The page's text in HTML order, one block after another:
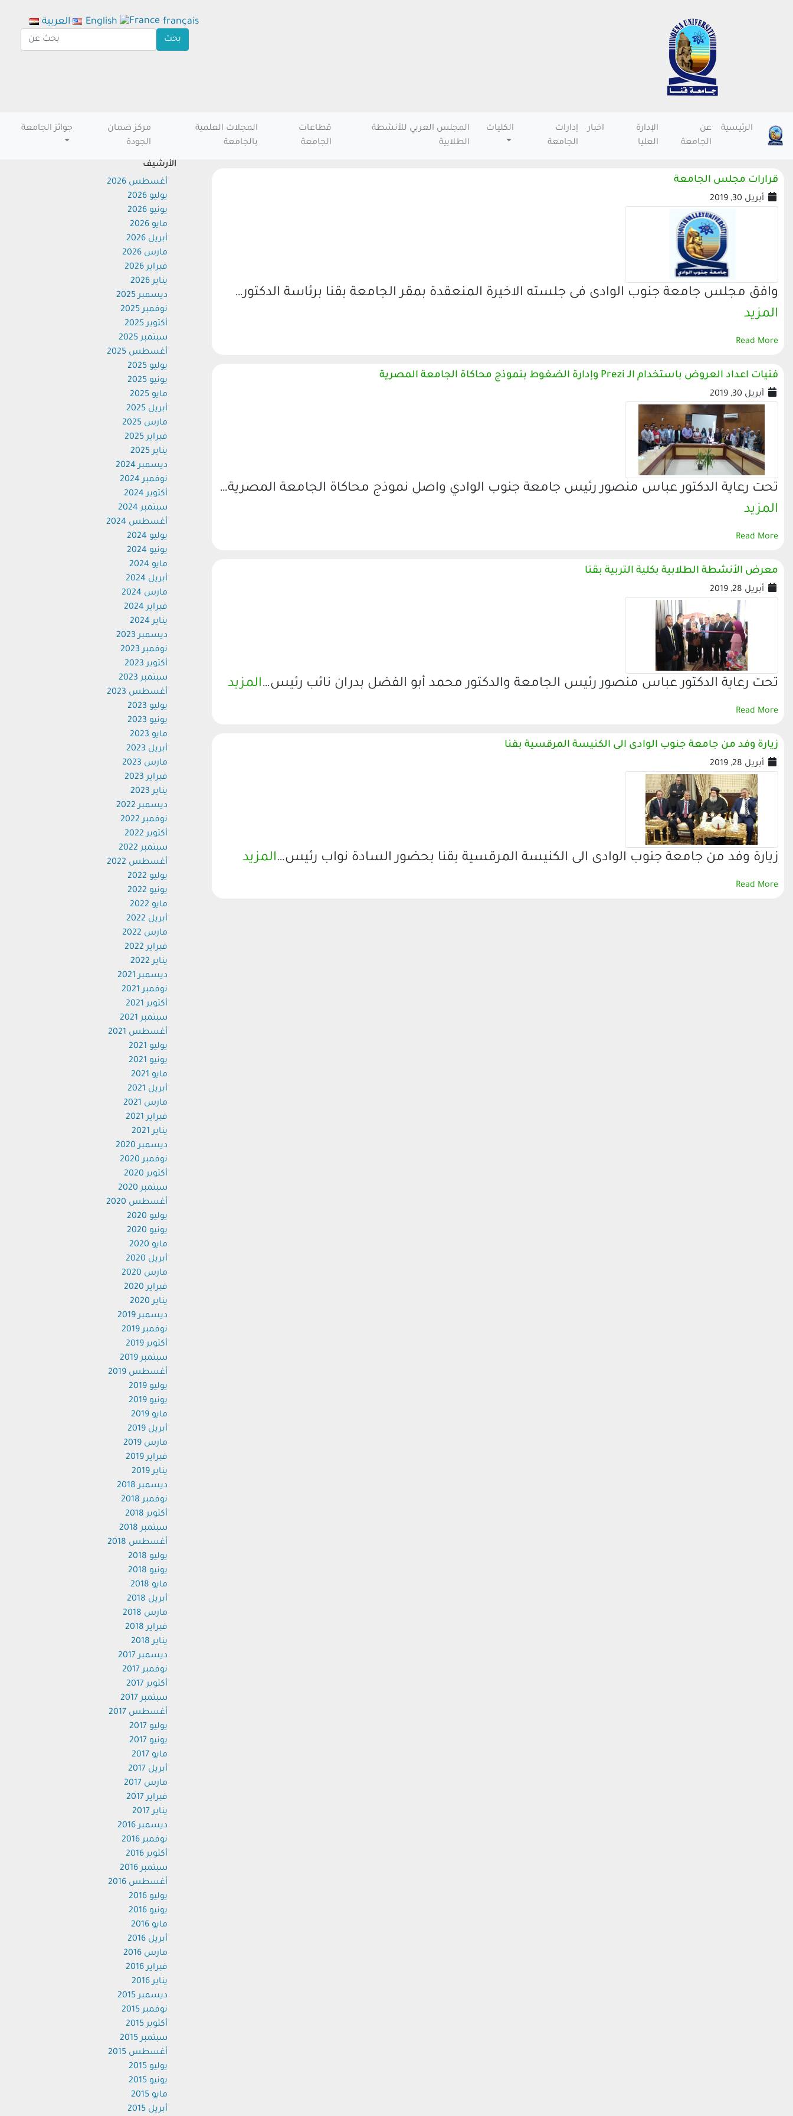
الرئيسية
عن
الجامعة
الإدارة
العليا
اخبار
إدارات
الجامعة
الكليات
المجلس العربي للأنشطة
الطلابية
قطاعات
الجامعة
المجلات العلمية
بالجامعة
مركز ضمان
الجودة
جوائز الجامعة
قرارات مجلس الجامعة
أبريل 30, 2019
وافق مجلس جامعة جنوب الوادى فى جلسته الاخيرة المنعقدة بمقر الجامعة بقنا برئاسة الدكتور…
المزيد
Read More
فنيات اعداد العروض باستخدام الـ Prezi وإدارة الضغوط بنموذج محاكاة الجامعة المصرية
أبريل 30, 2019
تحت رعاية الدكتور عباس منصور رئيس جامعة جنوب الوادي واصل نموذج محاكاة الجامعة المصرية…
المزيد
Read More
معرض الأنشطة الطلابية بكلية التربية بقنا
أبريل 28, 2019
تحت رعاية الدكتور عباس منصور رئيس الجامعة والدكتور محمد أبو الفضل بدران نائب رئيس…المزيد
Read More
زيارة وفد من جامعة جنوب الوادى الى الكنيسة المرقسية بقنا
أبريل 28, 2019
زيارة وفد من جامعة جنوب الوادى الى الكنيسة المرقسية بقنا بحضور السادة نواب رئيس…المزيد
Read More
الأرشيف
أغسطس 2026
يوليو 2026
يونيو 2026
مايو 2026
أبريل 2026
مارس 2026
فبراير 2026
يناير 2026
ديسمبر 2025
نوفمبر 2025
أكتوبر 2025
سبتمبر 2025
أغسطس 2025
يوليو 2025
يونيو 2025
مايو 2025
أبريل 2025
مارس 2025
فبراير 2025
يناير 2025
ديسمبر 2024
نوفمبر 2024
أكتوبر 2024
سبتمبر 2024
أغسطس 2024
يوليو 2024
يونيو 2024
مايو 2024
أبريل 2024
مارس 2024
فبراير 2024
يناير 2024
ديسمبر 2023
نوفمبر 2023
أكتوبر 2023
سبتمبر 2023
أغسطس 2023
يوليو 2023
يونيو 2023
مايو 2023
أبريل 2023
مارس 2023
فبراير 2023
يناير 2023
ديسمبر 2022
نوفمبر 2022
أكتوبر 2022
سبتمبر 2022
أغسطس 2022
يوليو 2022
يونيو 2022
مايو 2022
أبريل 2022
مارس 2022
فبراير 2022
يناير 2022
ديسمبر 2021
نوفمبر 2021
أكتوبر 2021
سبتمبر 2021
أغسطس 2021
يوليو 2021
يونيو 2021
مايو 2021
أبريل 2021
مارس 2021
فبراير 2021
يناير 2021
ديسمبر 2020
نوفمبر 2020
أكتوبر 2020
سبتمبر 2020
أغسطس 2020
يوليو 2020
يونيو 2020
مايو 2020
أبريل 2020
مارس 2020
فبراير 2020
يناير 2020
ديسمبر 2019
نوفمبر 2019
أكتوبر 2019
سبتمبر 2019
أغسطس 2019
يوليو 2019
يونيو 2019
مايو 2019
أبريل 2019
مارس 2019
فبراير 2019
يناير 2019
ديسمبر 2018
نوفمبر 2018
أكتوبر 2018
سبتمبر 2018
أغسطس 2018
يوليو 2018
يونيو 2018
مايو 2018
أبريل 2018
مارس 2018
فبراير 2018
يناير 2018
ديسمبر 2017
نوفمبر 2017
أكتوبر 2017
سبتمبر 2017
أغسطس 2017
يوليو 2017
يونيو 2017
مايو 2017
أبريل 2017
مارس 2017
فبراير 2017
يناير 2017
ديسمبر 2016
نوفمبر 2016
أكتوبر 2016
سبتمبر 2016
أغسطس 2016
يوليو 2016
يونيو 2016
مايو 2016
أبريل 2016
مارس 2016
فبراير 2016
يناير 2016
ديسمبر 2015
نوفمبر 2015
أكتوبر 2015
سبتمبر 2015
أغسطس 2015
يوليو 2015
يونيو 2015
مايو 2015
أبريل 2015
العربية English français